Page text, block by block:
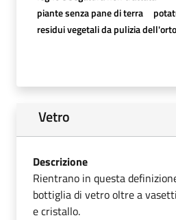
piante senza pane di terra
residui vegetali da pulizia dell'orto
Vetro
Descrizione
Rientrano in questa
bottiglia di vetro oltre a
e cristallo.